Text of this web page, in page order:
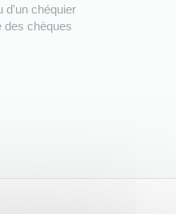
d'un chéquier
des chèques